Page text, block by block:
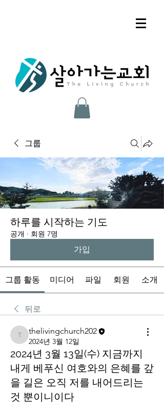
그룹
하루를 시작하는 기도
공개 · 회원 7명
가입
그룹 활동 미디어 파일 회원 소개
뒤로
thelivingchurch202
thelivingchurch202
2024년 3월 12일
2024년 3월 13일(수) 지금까지
내게 베푸신 여호와의 은혜를 갚
을 길은 오직 저를 내어드리는
것 뿐이니이다